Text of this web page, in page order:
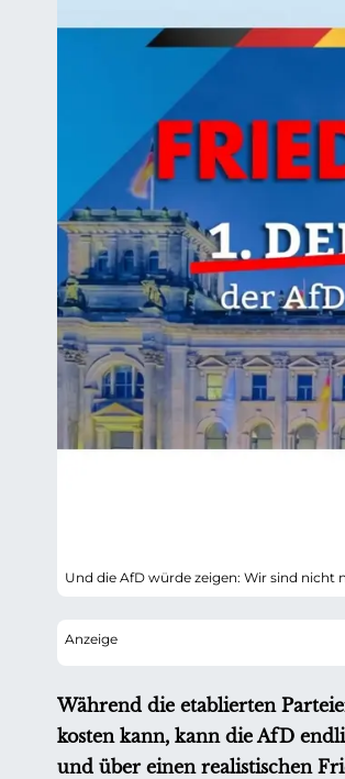
Und die AfD würde zeigen: Wir sind nicht
Während die etablierten
kosten kann, kann die AfD
und über einen realistischen